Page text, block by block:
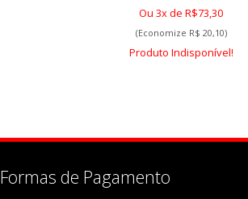
Ou 3x de R$73,30
(Economize R$ 20,10)
Produto Indisponível!
Formas de Pagamento